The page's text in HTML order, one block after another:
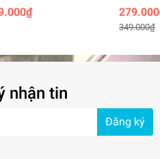
Mecha Head Key
(rx78, unicorn,
MHEX
Vajra 04
349.000₫
nhận tin
Đăng ký